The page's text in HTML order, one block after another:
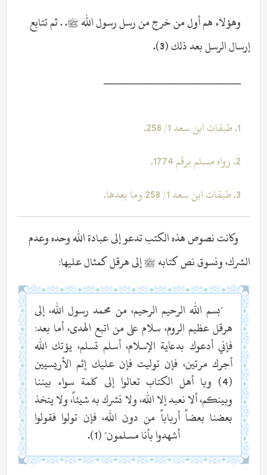
وهؤلاء هم أول من خرج من رسل رسول الله ﷺ. . ثم تتابع
إرسال الرسل بعد ذلك (3).
_______________________
1. طبقات ابن سعد 1/ 258.
2. رواه مسلم برقم 1774.
3. طبقات ابن سعد 1/ 258 وما بعدها.
وكانت نصوص هذه الكتب تدعو إلى عبادة الله وحده وعدم
الشرك، ونسوق نص كتابه ﷺ إلى هرقل كمثال عليها:
"بسم الله الرحيم الرحيم، من محمد رسول الله، إلى
هرقل عظيم الروم، سلام على من اتبع الهدى، أما بعد:
فإني أدعوك بدعاية الإسلام، أسلم تسلم، يؤتك الله
أجرك مرتين، فإن توليت فإن عليك إثم الأريسيين
(4) ويا أهل الكتاب تعالوا إلى كلمة سواء بيننا
وبينكم، ألا نعبد إلا الله، ولا نشرك به شيئاً، ولا يتخذ
بعضنا بعضاً أرباباً من دون الله، فإن تولوا فقولوا
أشهدوا بأنا مسلمون" (1).